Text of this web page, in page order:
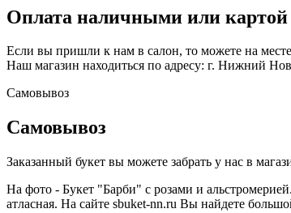
Оплата наличными или картой
Если вы пришли к нам в салон, то можете на
Наш магазин находиться по адресу: г. Нижний
Самовывоз
Самовывоз
Заказанный букет вы можете забрать у нас в
На фото - Букет "Барби" с розами и
атласная. На сайте sbuket-nn.ru Вы найдете